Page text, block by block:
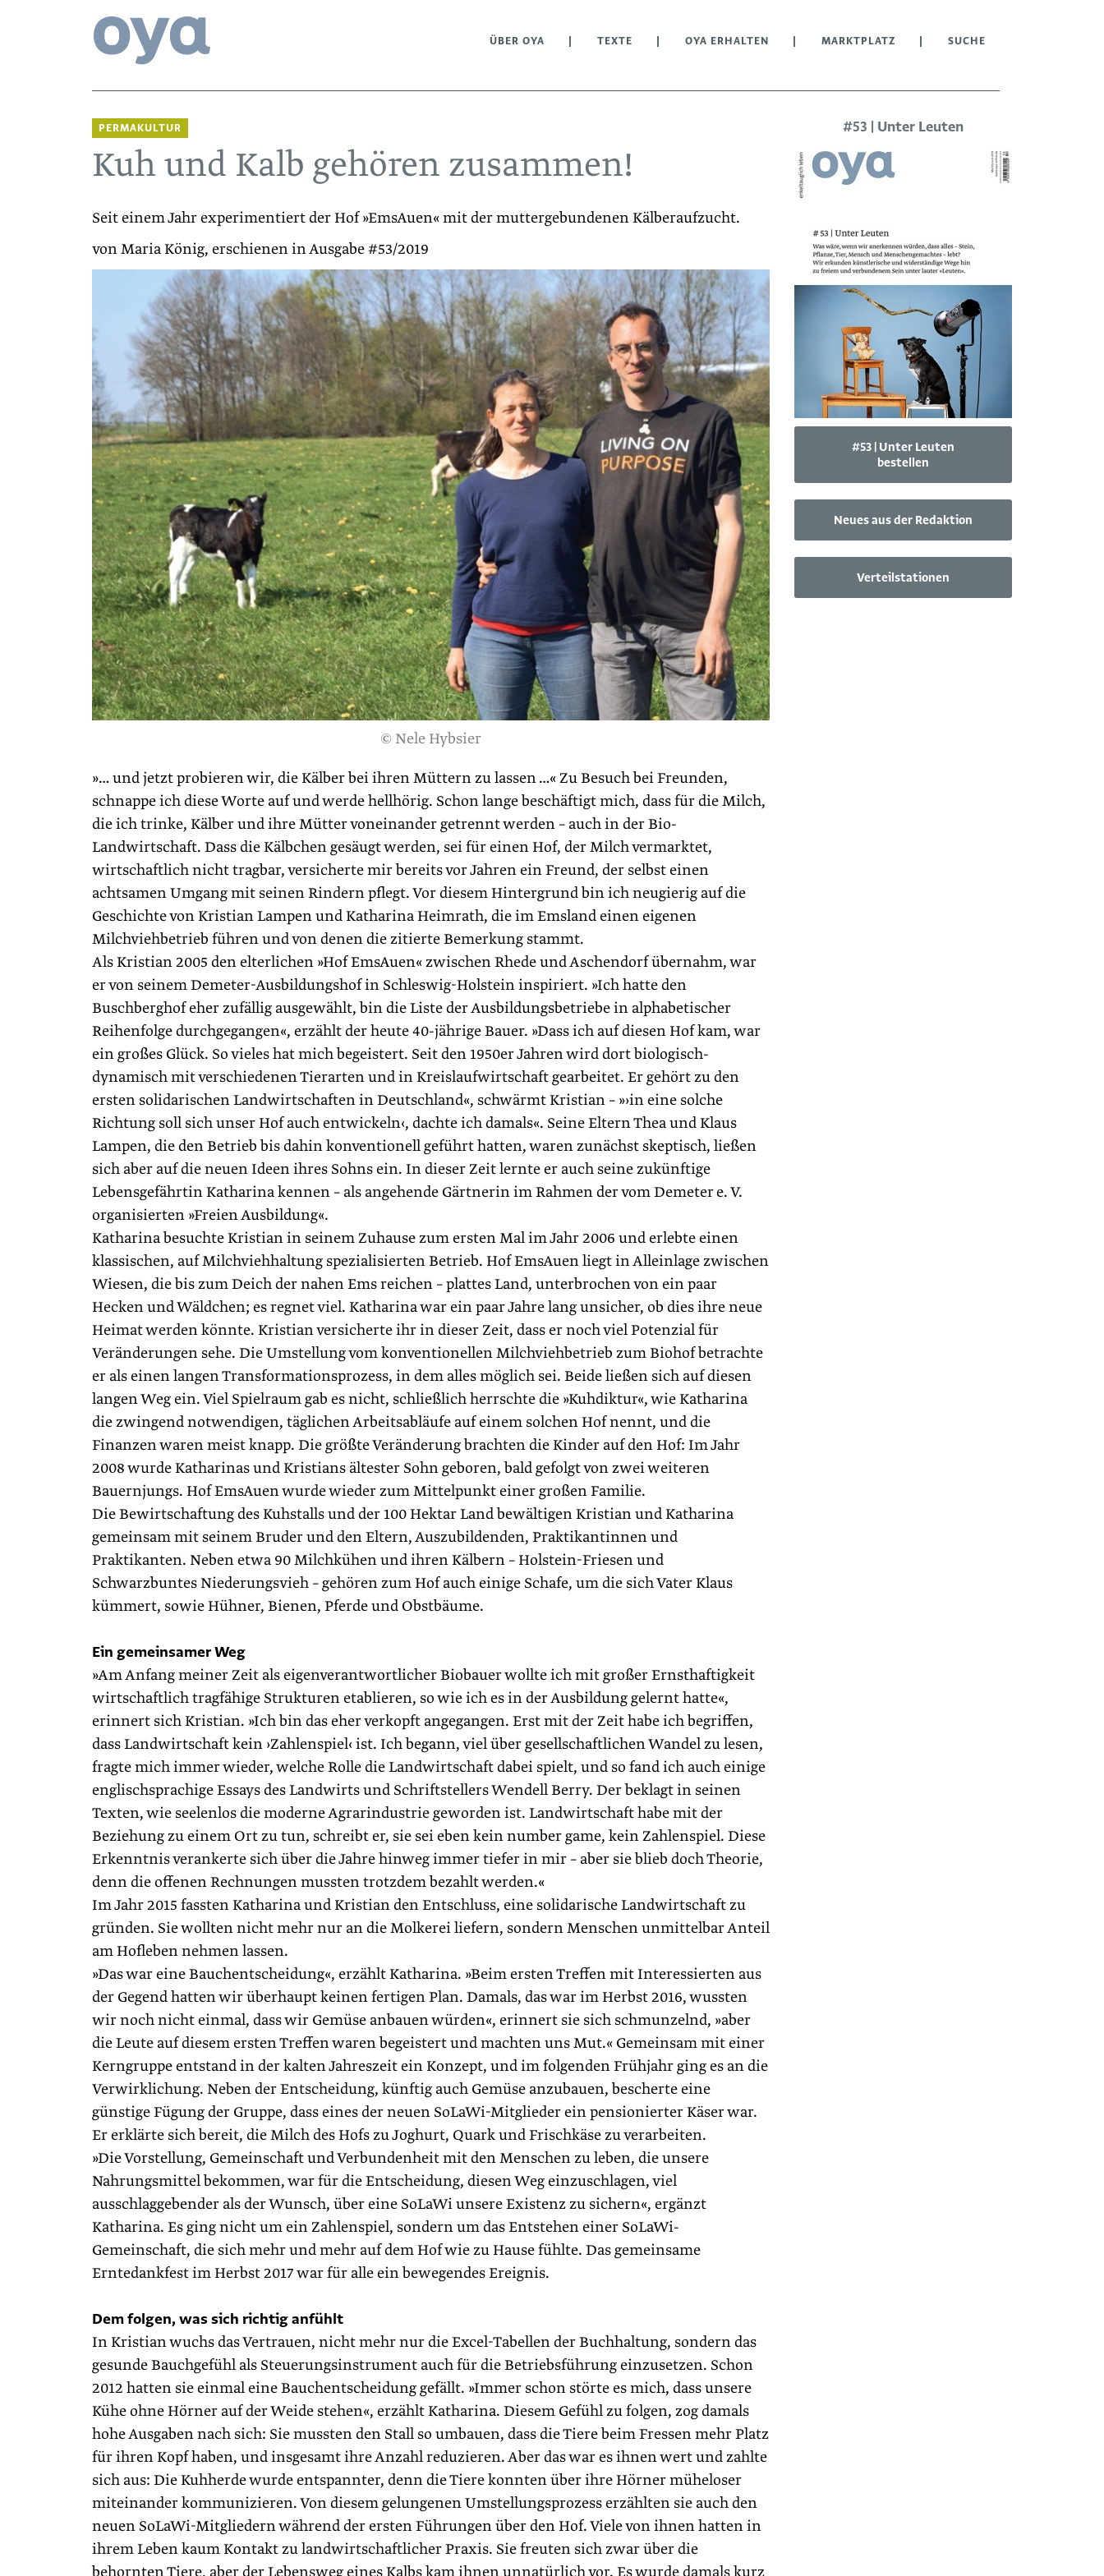
ÜBER OYA TEXTE OYA ERHALTEN MARKTPLATZ SUCHE
PERMAKULTUR
Kuh und Kalb gehören zusammen!
Seit einem Jahr experimentiert der Hof »EmsAuen« mit der muttergebundenen Kälberaufzucht.
von Maria König, erschienen in Ausgabe #53/2019
© Nele Hybsier
»… und jetzt probieren wir, die Kälber bei ihren Müttern zu lassen …« Zu Besuch bei Freunden,
schnappe ich diese Worte auf und werde hellhörig. Schon lange beschäftigt mich, dass für die Milch,
die ich trinke, Kälber und ihre Mütter voneinander getrennt werden – auch in der Bio-
Landwirtschaft. Dass die Kälbchen gesäugt werden, sei für einen Hof, der Milch vermarktet,
wirtschaftlich nicht tragbar, versicherte mir bereits vor Jahren ein Freund, der selbst einen
achtsamen Umgang mit seinen Rindern pflegt. Vor diesem Hintergrund bin ich neugierig auf die
Geschichte von Kristian Lampen und Katharina Heimrath, die im Emsland ­einen eigenen
Milchviehbetrieb führen und von denen die zitierte Bemerkung stammt.
Als Kristian 2005 den elterlichen »Hof EmsAuen« zwischen Rhede und Aschendorf übernahm, war
er von seinem Demeter-Ausbildungshof in Schleswig-Holstein inspiriert. »Ich hatte den
Buschberghof eher zufällig ausgewählt, bin die Liste der Ausbildungsbetriebe in alphabetischer
Reihenfolge durchgegangen«, erzählt der heute 40-jährige Bauer. »Dass ich auf diesen Hof kam, war
ein großes Glück. So vieles hat mich begeistert. Seit den 1950er Jahren wird dort biologisch-
dynamisch mit verschiedenen Tierarten und in Kreislaufwirtschaft gearbeitet. Er gehört zu den
ersten solidarischen Landwirtschaften in Deutschland«, schwärmt Kristian – »›in eine solche
Richtung soll sich unser Hof auch entwickeln‹, dachte ich damals«. Seine Eltern Thea und Klaus
Lampen, die den Betrieb bis dahin konventionell geführt hatten, waren zunächst skeptisch, ließen
sich aber auf die neuen Ideen ihres Sohns ein. In dieser Zeit lernte er auch seine zukünftige
Lebensgefährtin Katharina kennen – als angehende Gärtnerin im Rahmen der vom Demeter e. V.
organisierten »Freien Ausbildung«.
Katharina besuchte Kristian in seinem Zuhause zum ersten Mal im Jahr 2006 und erlebte einen
klassischen, auf Milchviehhaltung spezialisierten Betrieb. Hof EmsAuen liegt in Alleinlage zwischen
Wiesen, die bis zum Deich der nahen Ems reichen – plattes Land, unterbrochen von ein paar
Hecken und Wäldchen; es regnet viel. Katharina war ein paar Jahre lang unsicher, ob dies ihre neue
Heimat werden könnte. Kristian versicherte ihr in dieser Zeit, dass er noch viel Potenzial für
Veränderungen sehe. Die Umstellung vom konventionellen Milchviehbetrieb zum Biohof betrachte
er als einen langen Transformationsprozess, in dem alles möglich sei. Beide ließen sich auf diesen
langen Weg ein. Viel Spielraum gab es nicht, schließlich herrschte die »Kuhdiktur«, wie Katharina
die zwingend notwendigen, täglichen Arbeitsabläufe auf einem solchen Hof nennt, und die
Finanzen waren meist knapp. Die größte Veränderung brachten die Kinder auf den Hof: Im Jahr
2008 wurde Katharinas und Kristians ältester Sohn geboren, bald gefolgt von zwei weiteren
Bauernjungs. Hof EmsAuen wurde wieder zum Mittelpunkt einer großen Familie.
Die Bewirtschaftung des Kuhstalls und der 100 Hektar Land bewältigen Kristian und Katharina
gemeinsam mit seinem Bruder und den Eltern, Auszubildenden, Praktikantinnen und
Praktikanten. Neben etwa 90 Milchkühen und ihren Kälbern – Holstein-Friesen und
Schwarzbuntes Niederungsvieh – gehören zum Hof auch einige Schafe, um die sich Vater Klaus
kümmert, sowie Hühner, Bienen, Pferde und Obstbäume.
Ein gemeinsamer Weg
»Am Anfang meiner Zeit als eigenverantwortlicher Biobauer wollte ich mit großer Ernsthaftigkeit
wirtschaftlich tragfähige Strukturen etablieren, so wie ich es in der Ausbildung gelernt hatte«,
erinnert sich Kristian. »Ich bin das eher verkopft angegangen. Erst mit der Zeit habe ich begriffen,
dass Landwirtschaft kein ›Zahlenspiel‹ ist. Ich begann, viel über gesellschaftlichen Wandel zu lesen,
fragte mich immer wieder, welche Rolle die Landwirtschaft dabei spielt, und so fand ich auch einige
englischsprachige Essays des Landwirts und Schriftstellers Wendell Berry. Der beklagt in seinen
Texten, wie seelenlos die moderne Agrarindustrie geworden ist. Landwirtschaft habe mit der
Beziehung zu einem Ort zu tun, schreibt er, sie sei eben kein number game, kein Zahlenspiel. Diese
Erkenntnis verankerte sich über die Jahre hinweg immer tiefer in mir – aber sie blieb doch Theorie,
denn die offenen Rechnungen mussten trotzdem bezahlt werden.«
Im Jahr 2015 fassten Katharina und Kristian den Entschluss, eine solidarische Landwirtschaft zu
gründen. Sie wollten nicht mehr nur an die Molkerei liefern, sondern Menschen unmittelbar Anteil
am Hofleben nehmen lassen.
»Das war eine Bauchentscheidung«, erzählt Katharina. »Beim ersten Treffen mit Interessierten aus
der Gegend hatten wir überhaupt keinen fertigen Plan. Damals, das war im Herbst 2016, wussten
wir noch nicht einmal, dass wir Gemüse anbauen würden«, erinnert sie sich schmunzelnd, »aber
die Leute auf diesem ersten Treffen waren begeistert und machten uns Mut.« Gemeinsam mit einer
Kerngruppe entstand in der kalten Jahreszeit ein Konzept, und im folgenden Frühjahr ging es an die
Verwirklichung. Neben der Entscheidung, künftig auch Gemüse anzubauen, bescherte eine
günstige Fügung der Gruppe, dass eines der neuen SoLaWi-Mitglieder ein pensionierter Käser war.
Er erklärte sich bereit, die Milch des Hofs zu Joghurt, Quark und Frischkäse zu verarbeiten.
»Die Vorstellung, Gemeinschaft und Verbundenheit mit den Menschen zu leben, die unsere
Nahrungsmittel bekommen, war für die Entscheidung, diesen Weg einzuschlagen, viel
ausschlaggebender als der Wunsch, über eine SoLaWi unsere Existenz zu sichern«, ergänzt
Katharina. Es ging nicht um ein Zahlenspiel, sondern um das Entstehen einer SoLaWi-
Gemeinschaft, die sich mehr und mehr auf dem Hof wie zu Hause fühlte. Das gemeinsame
Erntedankfest im Herbst 2017 war für alle ein bewegendes Ereignis.
Dem folgen, was sich richtig anfühlt
In Kristian wuchs das Vertrauen, nicht mehr nur die Excel-Tabellen der Buchhaltung, sondern das
gesunde Bauchgefühl als Steuerungsinstrument auch für die Betriebsführung einzusetzen. Schon
2012 hatten sie einmal eine Bauchentscheidung gefällt. »Immer schon störte es mich, dass unsere
Kühe ohne Hörner auf der Weide stehen«, erzählt Katharina. Diesem Gefühl zu folgen, zog damals
hohe Ausgaben nach sich: Sie mussten den Stall so umbauen, dass die Tiere beim Fressen mehr Platz
für ihren Kopf haben, und insgesamt ihre Anzahl reduzieren. Aber das war es ihnen wert und zahlte
sich aus: Die Kuhherde wurde entspannter, denn die Tiere konnten über ihre Hörner müheloser
miteinander kommunizieren. Von diesem gelungenen Umstellungsprozess erzählten sie auch den
neuen SoLaWi-Mitgliedern während der ersten Führungen über den Hof. Viele von ihnen hatten in
ihrem Leben kaum Kontakt zu landwirtschaftlicher Praxis. Sie freuten sich zwar über die
#53 | Unter Leuten
#53 | Unter Leuten
bestellen
Neues aus der Redaktion
Verteilstationen